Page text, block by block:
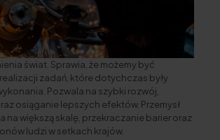
świat. Sprawia, że możemy być
zadań, które dotychczas były
Pozwala na szybki rozwój,
osiąganie lepszych efektów. Przemysł
na większą skalę, przekraczanie barier oraz
ludzi w setkach krajów.